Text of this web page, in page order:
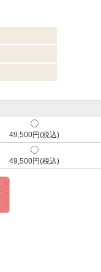
49,500円(税込)
49,500円(税込)